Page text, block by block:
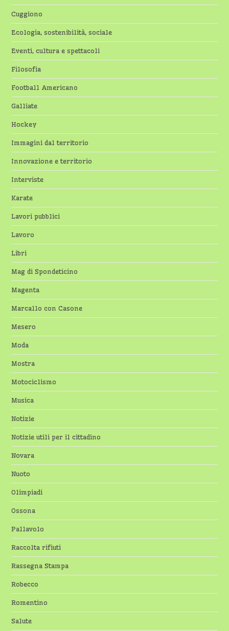
Cuggiono
Ecologia, sostenibilità, sociale
Eventi, cultura e spettacoli
Filosofia
Football Americano
Galliate
Hockey
Immagini dal territorio
Innovazione e territorio
Interviste
Karate
Lavori pubblici
Lavoro
Libri
Mag di Spondeticino
Magenta
Marcallo con Casone
Mesero
Moda
Mostra
Motociclismo
Musica
Notizie
Notizie utili per il cittadino
Novara
Nuoto
Olimpiadi
Ossona
Pallavolo
Raccolta rifiuti
Rassegna Stampa
Robecco
Romentino
Salute